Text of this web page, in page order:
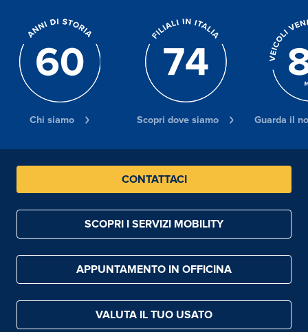
Chi siamo Scopri dove siamo Guarda il
CONTATTACI
SCOPRI I SERVIZI MOBILITY
APPUNTAMENTO IN OFFICINA
VALUTA IL TUO USATO